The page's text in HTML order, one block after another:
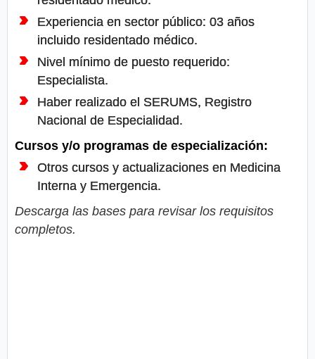
Experiencia en sector público: 03 años
incluido residentado médico.
Nivel mínimo de puesto requerido:
Especialista.
Haber realizado el SERUMS, Registro
Nacional de Especialidad.
Cursos y/o programas de especialización:
Otros cursos y actualizaciones en Medicina
Interna y Emergencia.
Descarga las bases para revisar los requisitos
completos.